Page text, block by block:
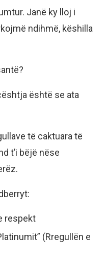
Janë ky lloj i
ndihmë, këshilla
është se ata
të caktuara të
t’i bëjë nëse
respekt
(Rregullën e